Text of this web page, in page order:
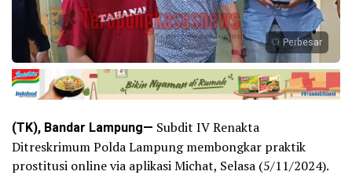
Perbesar
(TK), Bandar Lampung— Subdit IV Renakta
Ditreskrimum Polda Lampung membongkar praktik
prostitusi online via aplikasi Michat, Selasa (5/11/2024).